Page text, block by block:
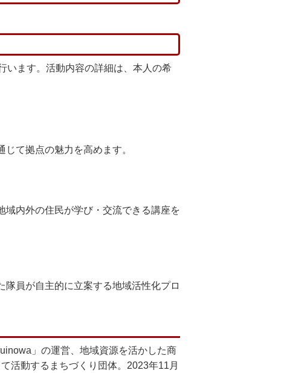
います。活動内容の詳細は、本人の希
て拠点の魅力を高めます。
内外の住民が学び・交流できる講座を
員が自主的に立案する地域活性化プロ
」の運営、地域資源を活かした商
活動するまちづくり団体。2023年11月